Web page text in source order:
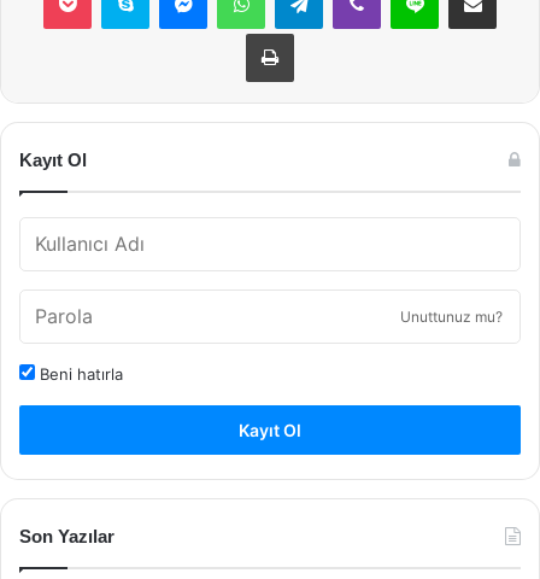
Yazdır
Kayıt Ol
Unuttunuz mu?
Beni hatırla
Kayıt Ol
Son Yazılar